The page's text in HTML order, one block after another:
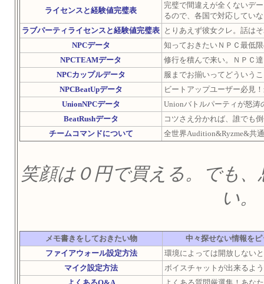
ライセンスと経験値完璧表
完璧で間違えが全くないデ
るので、各国で対応してい
ラブパーティライセンスと経験値完璧表 とりあえず彼女クレ。話は
NPCデータ
知っておきたいＮＰＣ最低
NPCTEAMデータ
修行を積んで来い。ＮＰＣ
NPCカップルデータ
服までお揃いってどういう
NPCBeatUpデータ
ビートアップユーザー必見
UnionNPCデータ
Unionバトルパーティが怒涛
BeatRushデータ
コツさえ分かれば、誰でも
チームコマンドについて
全世界Audition&Ryzme&共
笑顔は０円で買える。でも
い。
メモ書きをしておきたい物
中々探せない情報を
ファイアウォール設定方法
環境によっては開放しない
マイク設定方法
ボイスチャットが出来るよ